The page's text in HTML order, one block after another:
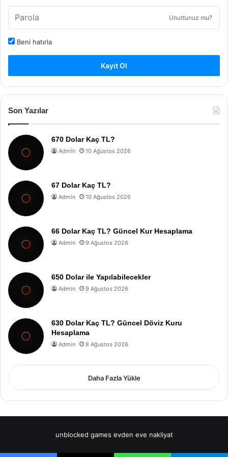
Unuttunuz mu?
Beni hatırla
Kayıt Ol
Son Yazılar
670 Dolar Kaç TL?
Admin 10 Ağustos 2026
67 Dolar Kaç TL?
Admin 10 Ağustos 2026
66 Dolar Kaç TL? Güncel Kur Hesaplama
Admin 9 Ağustos 2026
650 Dolar ile Yapılabilecekler
Admin 9 Ağustos 2026
630 Dolar Kaç TL? Güncel Döviz Kuru
Hesaplama
Admin 8 Ağustos 2026
Daha Fazla Yükle
unblocked games evden eve nakliyat